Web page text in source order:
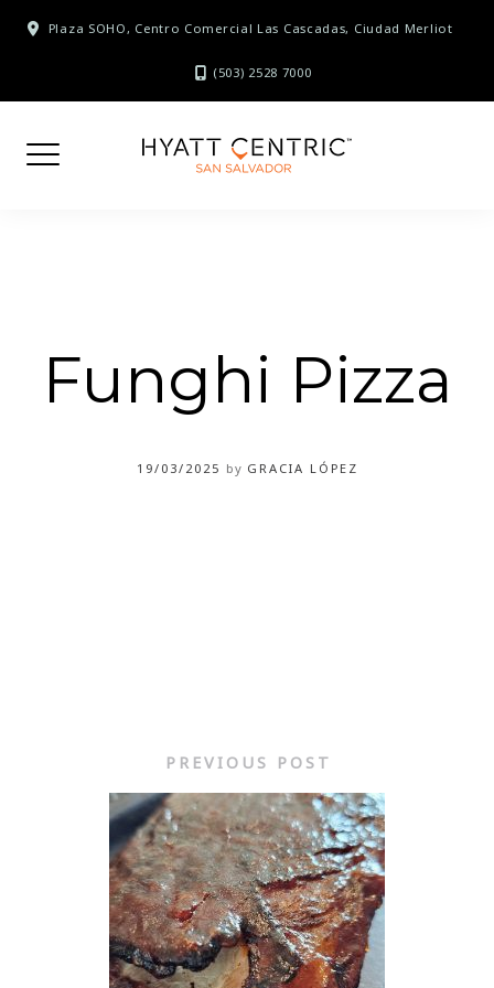
Plaza SOHO, Centro Comercial Las Cascadas, Ciudad Merliot
(503) 2528 7000
Funghi Pizza
19/03/2025 by GRACIA LÓPEZ
PREVIOUS POST